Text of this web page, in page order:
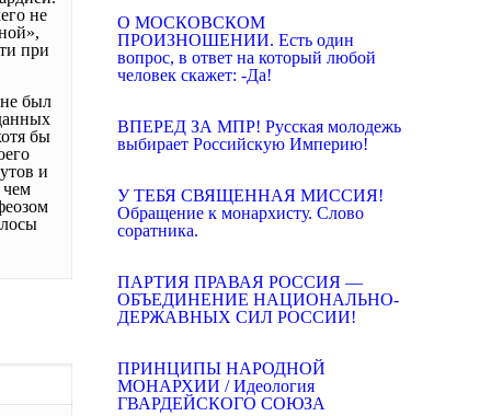
не
при
был
бы
и
чем
О МОСКОВСКОМ
ПРОИЗНОШЕНИИ. Есть один
вопрос, в ответ на который любой
человек скажет: -Да!
ВПЕРЕД ЗА МПР! Русская молодежь
выбирает Российскую Империю!
У ТЕБЯ СВЯЩЕННАЯ МИССИЯ!
Обращение к монархисту. Слово
соратника.
ПАРТИЯ ПРАВАЯ РОССИЯ —
ОБЪЕДИНЕНИЕ НАЦИОНАЛЬНО-
ДЕРЖАВНЫХ СИЛ РОССИИ!
ПРИНЦИПЫ НАРОДНОЙ
МОНАРХИИ / Идеология
ГВАРДЕЙСКОГО СОЮЗА